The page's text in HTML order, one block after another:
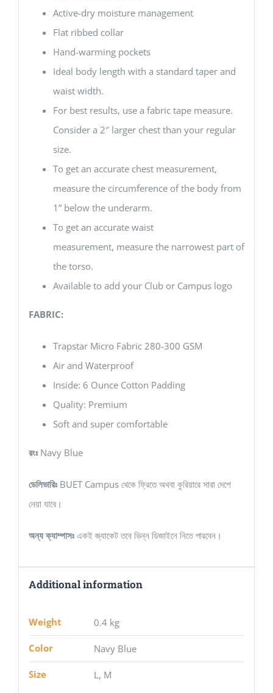
Active-dry moisture management
Flat ribbed collar
Hand-warming pockets
Ideal body length with a standard taper and
waist width.
For best results, use a fabric tape measure.
Consider a 2″ larger chest than your regular
size.
To get an accurate chest measurement,
measure the circumference of the body from
1” below the underarm.
To get an accurate waist
measurement, measure the narrowest part of
the torso.
Available to add your Club or Campus logo
FABRIC:
Trapstar Micro Fabric 280-300 GSM
Air and Waterproof
Inside: 6 Ounce Cotton Padding
Quality: Premium
Soft and super comfortable
রংঃNavy Blue
ডেলিভারিঃBUET Campus থেকে ফ্রিতে অথবা কুরিয়ারে সারা দেশে
নেয়া যাবে।
অন্য ক্যাম্পাসঃএকই জ্যাকেট তবে ভিন্ন ডিজাইনে নিতে পারবেন।
Additional information
Weight 0.4 kg
Color Navy Blue
Size L, M